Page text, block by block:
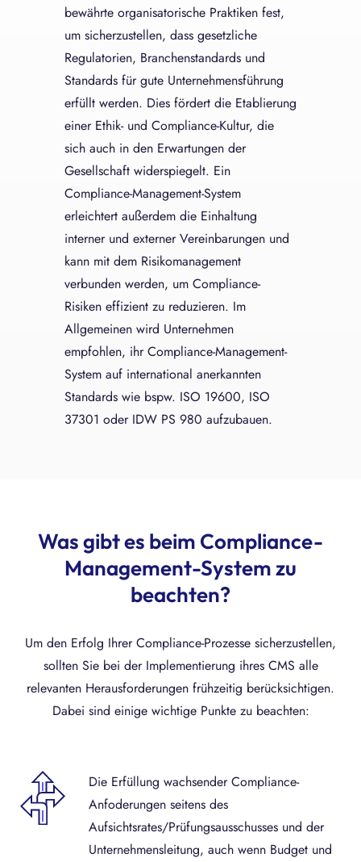
bewährte organisatorische Praktiken fest,
um sicherzustellen, dass gesetzliche
Regulatorien, Branchenstandards und
Standards für gute Unternehmensführung
erfüllt werden. Dies fördert die Etablierung
einer Ethik- und Compliance-Kultur, die
sich auch in den Erwartungen der
Gesellschaft widerspiegelt. Ein
Compliance-Management-System
erleichtert außerdem die Einhaltung
interner und externer Vereinbarungen und
kann mit dem Risikomanagement
verbunden werden, um Compliance-
Risiken effizient zu reduzieren. Im
Allgemeinen wird Unternehmen
empfohlen, ihr Compliance-Management-
System auf international anerkannten
Standards wie bspw. ISO 19600, ISO
37301 oder IDW PS 980 aufzubauen.
Was gibt es beim Compliance-
Management-System zu
beachten?
Um den Erfolg Ihrer Compliance-Prozesse sicherzustellen,
sollten Sie bei der Implementierung ihres CMS alle
relevanten Herausforderungen frühzeitig berücksichtigen.
Dabei sind einige wichtige Punkte zu beachten:
Die Erfüllung wachsender Compliance-
Anfoderungen seitens des
Aufsichtsrates/Prüfungsausschusses und der
Unternehmensleitung, auch wenn Budget und